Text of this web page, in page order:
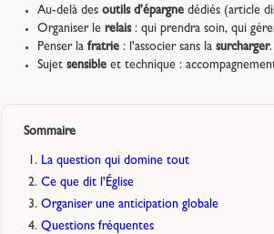
Au-delà des outils d'épargnedédiés (article
Organiser le relais: qui prendra soin, qui
Penser la fratrie: l'associer sans la surcharger.
Sujet sensibleet technique :
Sommaire
La question qui domine tout
Ce que dit l'Église
Organiser une anticipation globale
Questions fréquentes